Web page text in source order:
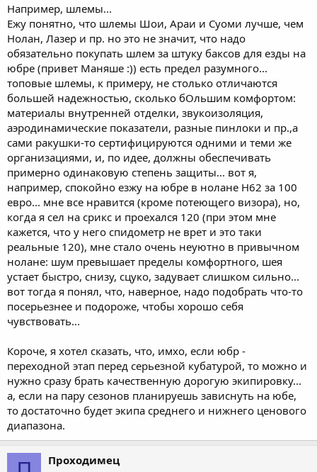
Например, шлемы...
Ежу понятно, что шлемы Шои, Араи и Суоми лучше, чем
Нолан, Лазер и пр. но это не значит, что надо
обязательно покупать шлем за штуку баксов для езды на
юбре (привет Маняше :)) есть предел разумного...
топовые шлемы, к примеру, не столько отличаются
большей надежностью, сколько бОльшим комфортом:
материалы внутренней отделки, звукоизоляция,
аэродинамические показатели, разные пинлоки и пр.,а
сами ракушки-то сертифицируются одними и теми же
организациями, и, по идее, должны обеспечивать
примерно одинаковую степень защиты... вот я,
например, спокойно езжу на юбре в нолане Н62 за 100
евро... мне все нравится (кроме потеющего визора), но,
когда я сел на срикс и проехался 120 (при этом мне
кажется, что у него спидометр не врет и это таки
реальные 120), мне стало очень неуютно в привычном
нолане: шум превышает пределы комфортного, шея
устает быстро, снизу, сцуко, задувает слишком сильно...
вот тогда я понял, что, наверное, надо подобрать что-то
посерьезнее и подороже, чтобы хорошо себя
чувствовать...
Короче, я хотел сказать, что, имхо, если юбр -
переходной этап перед серьезной кубатурой, то можно и
нужно сразу брать качественную дорогую экипировку...
а, если на пару сезонов планируешь зависнуть на юбе,
то достаточно будет экипа среднего и нижнего ценового
диапазона.
Проходимец